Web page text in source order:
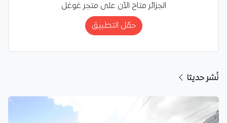
الجزائر متاح الآن على متجر غوغل
حمّل التطبيق
نُشر حديثا